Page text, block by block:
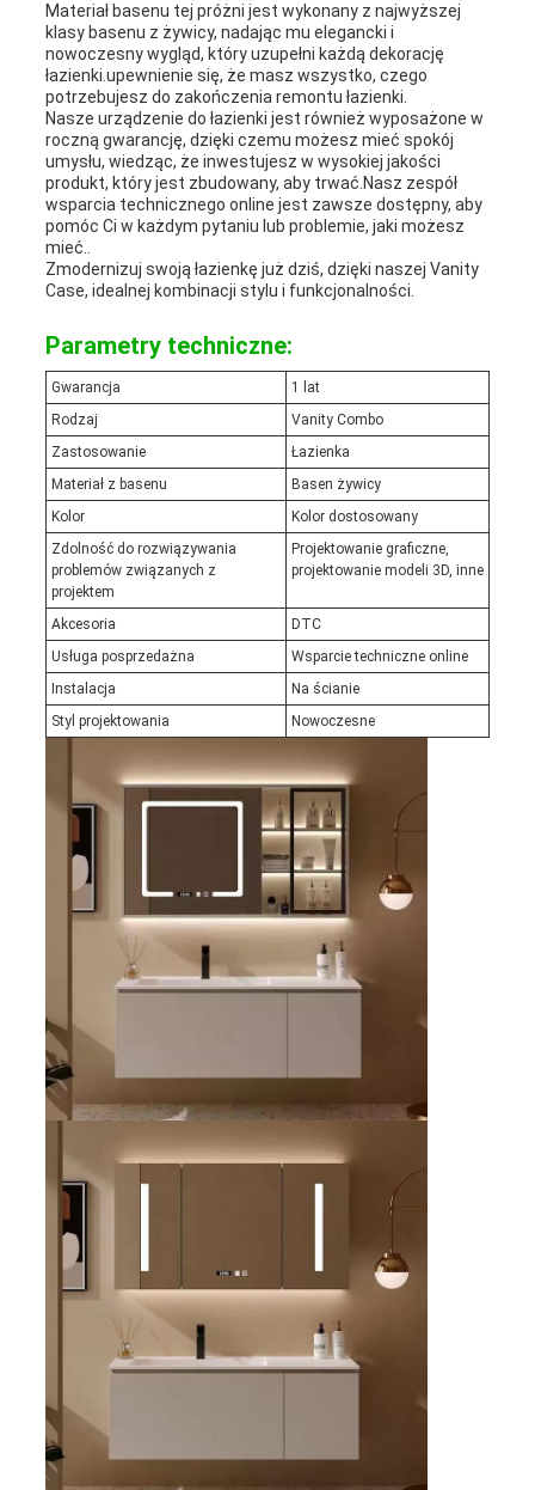
Materiał basenu tej próżni jest wykonany z najwyższej
klasy basenu z żywicy, nadając mu elegancki i
nowoczesny wygląd, który uzupełni każdą dekorację
łazienki.upewnienie się, że masz wszystko, czego
potrzebujesz do zakończenia remontu łazienki.
Nasze urządzenie do łazienki jest również wyposażone w
roczną gwarancję, dzięki czemu możesz mieć spokój
umysłu, wiedząc, że inwestujesz w wysokiej jakości
produkt, który jest zbudowany, aby trwać.Nasz zespół
wsparcia technicznego online jest zawsze dostępny, aby
pomóc Ci w każdym pytaniu lub problemie, jaki możesz
mieć..
Zmodernizuj swoją łazienkę już dziś, dzięki naszej Vanity
Case, idealnej kombinacji stylu i funkcjonalności.
Parametry techniczne:
Gwarancja
1 lat
Rodzaj
Vanity Combo
Zastosowanie
Łazienka
Materiał z basenu
Basen żywicy
Kolor
Kolor dostosowany
Zdolność do rozwiązywania
problemów związanych z
projektem
Projektowanie graficzne,
projektowanie modeli 3D, inne
Akcesoria
DTC
Usługa posprzedażna
Wsparcie techniczne online
Instalacja
Na ścianie
Styl projektowania
Nowoczesne